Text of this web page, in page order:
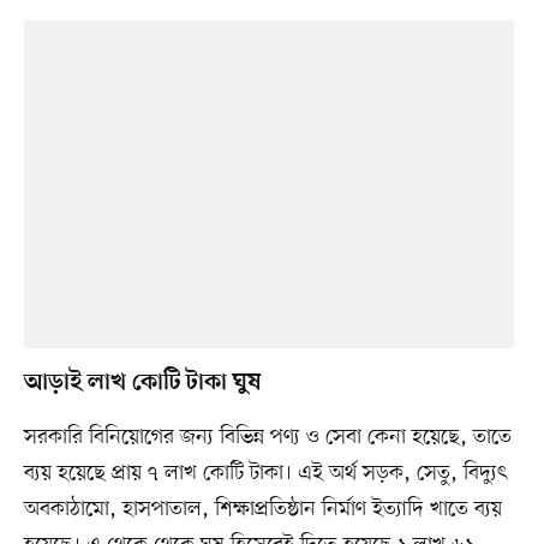
আড়াই লাখ কোটি টাকা ঘুষ
সরকারি বিনিয়োগের জন্য বিভিন্ন পণ্য ও সেবা কেনা হয়েছে, তাতে
ব্যয় হয়েছে প্রায় ৭ লাখ কোটি টাকা। এই অর্থ সড়ক, সেতু, বিদ্যুৎ
অবকাঠামো, হাসপাতাল, শিক্ষাপ্রতিষ্ঠান নির্মাণ ইত্যাদি খাতে ব্যয়